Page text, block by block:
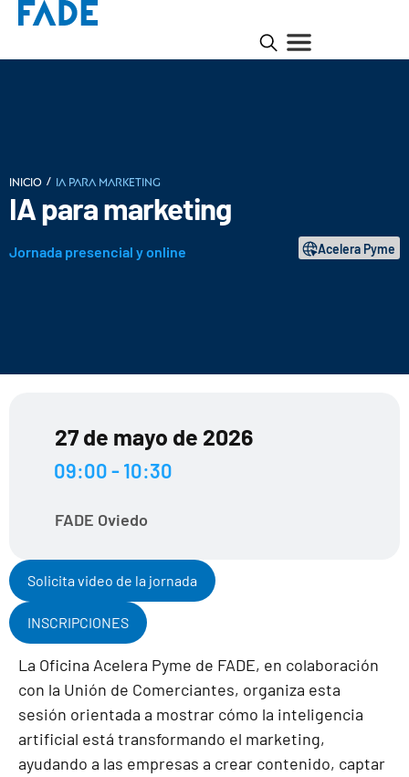
INICIO / IA para marketing
IA para marketing
Jornada presencial y online Acelera Pyme
27 de mayo de 2026
09:00 - 10:30
FADE Oviedo
La Oficina Acelera Pyme de FADE, en colaboración
con la Unión de Comerciantes, organiza esta
sesión orientada a mostrar cómo la inteligencia
artificial está transformando el marketing,
ayudando a las empresas a crear contenido, captar
INSCRIPCIONES
Solicita video de la jornada